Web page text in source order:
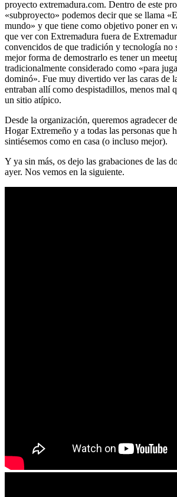
proyecto extremadura.com. Dentro de este
«subproyecto» podemos decir que se llama
mundo» y que tiene como objetivo poner en
que ver con Extremadura fuera de
convencidos de que tradición y tecnología no
mejor forma de demostrarlo es tener un
tradicionalmente considerado como «para
dominó». Fue muy divertido ver las caras de
entraban allí como despistadillos, menos mal
un sitio atípico.
Desde la organización, queremos agradecer
Hogar Extremeño y a todas las personas que
sintiésemos como en casa (o incluso mejor).
Y ya sin más, os dejo las grabaciones de las
ayer. Nos vemos en la siguiente.